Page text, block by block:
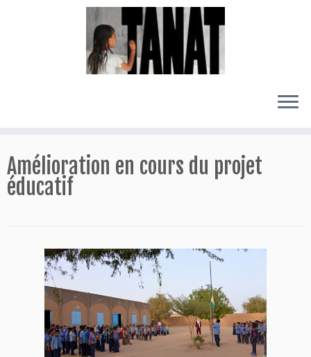
contenu
Amélioration en cours du projet
éducatif